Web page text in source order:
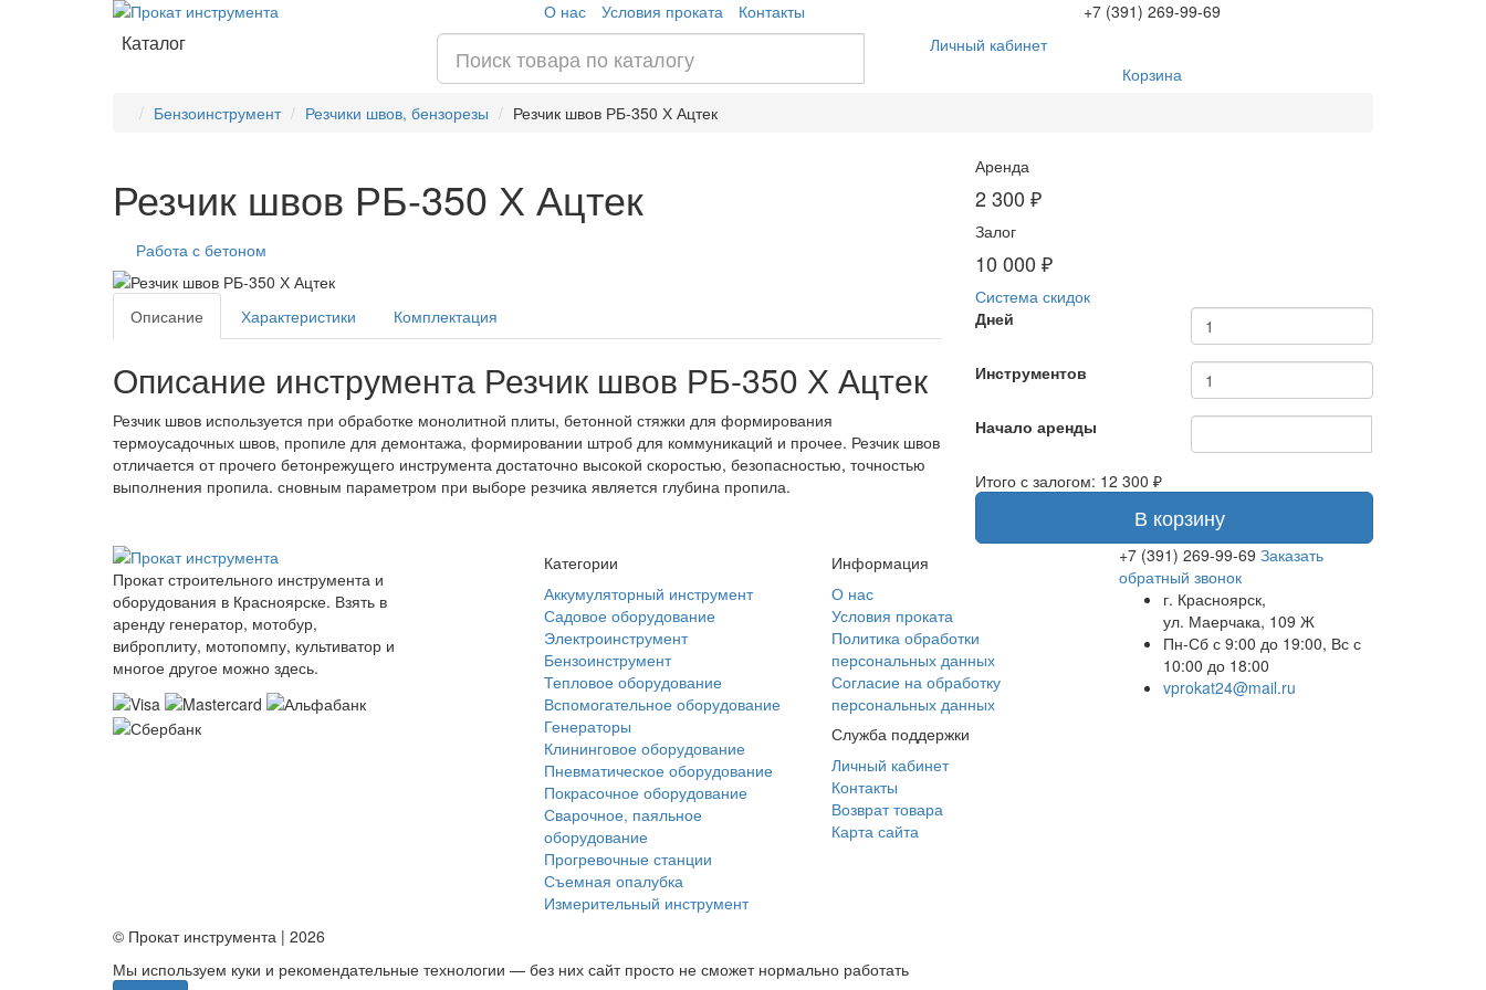
О нас Условия проката Контакты +7 (391) 269-99-69
Каталог
Личный кабинет
Корзина
Бензоинструмент
Резчики швов, бензорезы Резчик швов РБ-350 Х Ацтек
Резчик швов РБ-350 Х Ацтек
Работа с бетоном
Описание Характеристики Комплектация
Описание инструмента Резчик швов РБ-350 Х Ацтек
Резчик швов используется при обработке монолитной плиты, бетонной стяжки для формирования
термоусадочных швов, пропиле для демонтажа, формировании штроб для коммуникаций и прочее. Резчик швов
отличается от прочего бетонрежущего инструмента достаточно высокой скоростью, безопасностью, точностью
выполнения пропила. сновным параметром при выборе резчика является глубина пропила.
Аренда
2 300 ₽
Залог
10 000 ₽
Система скидок
Дней
Инструментов
Начало аренды
Итого с залогом: 12 300 ₽
В корзину
Прокат строительного инструмента и
оборудования в Красноярске. Взять в
аренду генератор, мотобур,
виброплиту, мотопомпу, культиватор и
многое другое можно здесь.
Категории
Аккумуляторный инструмент
Садовое оборудование
Электроинструмент
Бензоинструмент
Тепловое оборудование
Вспомогательное оборудование
Генераторы
Клининговое оборудование
Пневматическое оборудование
Покрасочное оборудование
Сварочное, паяльное
оборудование
Прогревочные станции
Съемная опалубка
Измерительный инструмент
Информация
О нас
Условия проката
Политика обработки
персональных данных
Согласие на обработку
персональных данных
Служба поддержки
Личный кабинет
Контакты
Возврат товара
Карта сайта
+7 (391) 269-99-69 Заказать
обратный звонок
г. Красноярск,
ул. Маерчака, 109 Ж
Пн-Сб с 9:00 до 19:00, Вс с
10:00 до 18:00
vprokat24@mail.ru
© Прокат инструмента | 2026
Мы используем куки и рекомендательные технологии — без них сайт просто не сможет нормально работать